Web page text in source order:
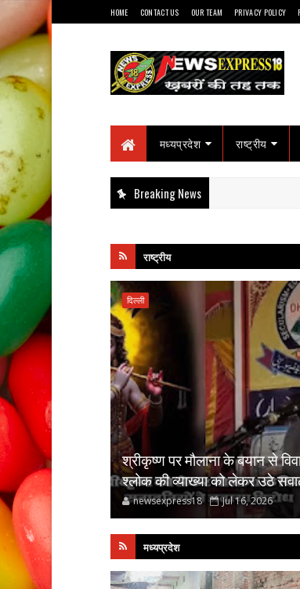
HOME CONTACT US OUR TEAM PRIVACY POLICY
मध्यप्रदेश राष्ट्रीय
Breaking News
राष्ट्रीय
दिल्ली
श्रीकृष्ण पर मौलाना के बयान से
श्लोक की व्याख्या को लेकर उठे
newsexpress18 Jul 16, 2026
मध्यप्रदेश